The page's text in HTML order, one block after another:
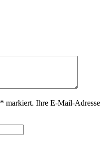
* markiert. Ihre E-Mail-Adresse